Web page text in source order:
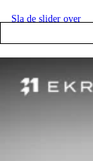
Sla de slider over